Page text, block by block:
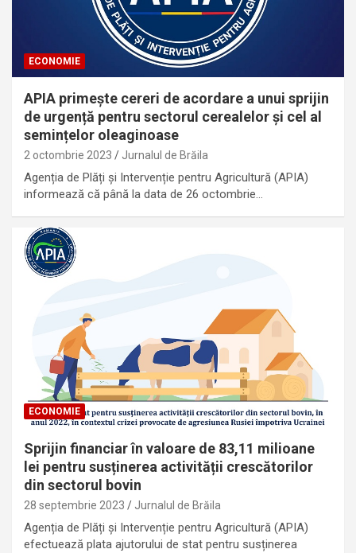
ECONOMIE
APIA primește cereri de acordare a unui sprijin
de urgență pentru sectorul cerealelor și cel al
semințelor oleaginoase
2 octombrie 2023 Jurnalul de Brăila
Agenția de Plăți și Intervenție pentru Agricultură (APIA)
informează că până la data de 26 octombrie…
ECONOMIE
Sprijin financiar în valoare de 83,11 milioane
lei pentru susținerea activității crescătorilor
din sectorul bovin
28 septembrie 2023 Jurnalul de Brăila
Agenția de Plăți şi Intervenție pentru Agricultură (APIA)
efectuează plata ajutorului de stat pentru susținerea